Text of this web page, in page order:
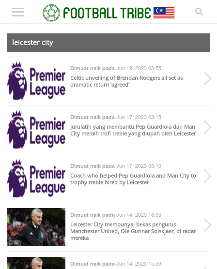
leicester city
Dimuat naik pada Jun 19, 2023 03:55
Celtic unveiling of Brendan Rodgers all set as
dramatic return ‘agreed’
Dimuat naik pada Jun 17, 2023 03:15
Jurulatih yang membantu Pep Guardiola dan Man
City meraih trofi treble yang diupah oleh Leicester
Dimuat naik pada Jun 17, 2023 03:10
Coach who helped Pep Guardiola and Man City to
trophy treble hired by Leicester
Dimuat naik pada Jun 14, 2023 16:05
Leicester City mempunyai bekas pengurus
Manchester United, Ole Gunnar Solskjaer, di radar
mereka
Dimuat naik pada Jun 14, 2023 15:59